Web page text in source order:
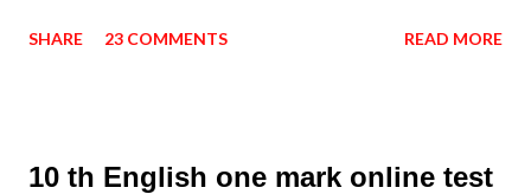
SHARE 23 COMMENTS READ MORE
10 th English one mark online test